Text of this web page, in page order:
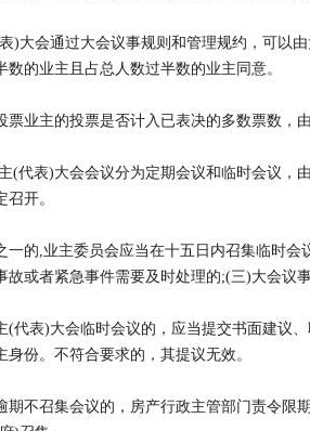
会通过大会议事规则和管理规约，可以由
数的业主且占总人数过半数的业主同意。
业主的投票是否计入已表决的多数票数，
表)大会会议分为定期会议和临时会议，
开。
的,业主委员会应当在十五日内召集临时会
故或者紧急事件需要及时处理的;(三)大会议
表)大会临时会议的，应当提交书面建议、
身份。不符合要求的，其提议无效。
不召集会议的，房产行政主管部门责令限